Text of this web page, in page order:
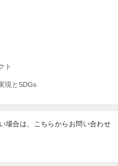
ト
現とSDGs
場合は、こちらからお問い合わせ